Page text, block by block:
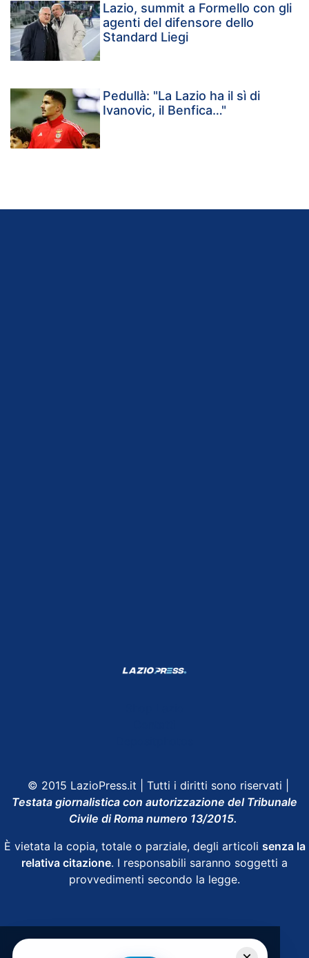
Lazio, summit a Formello con gli
agenti del difensore dello
Standard Liegi
Pedullà: "La Lazio ha il sì di
Ivanovic, il Benfica…"
© 2015 LazioPress.it | Tutti i diritti sono riservati |
Testata giornalistica con autorizzazione del Tribunale
Civile di Roma numero 13/2015.
È vietata la copia, totale o parziale, degli articoli senza la
relativa citazione. I responsabili saranno soggetti a
provvedimenti secondo la legge.